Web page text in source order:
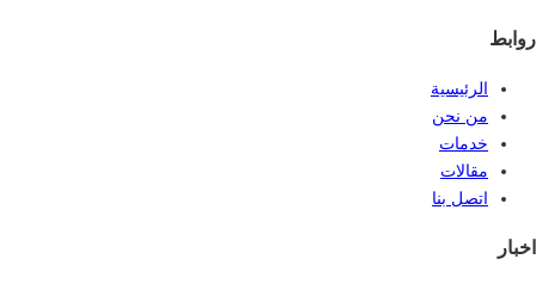
روابط
الرئيسية
من نحن
خدمات
مقالات
اتصل بنا
اخبار